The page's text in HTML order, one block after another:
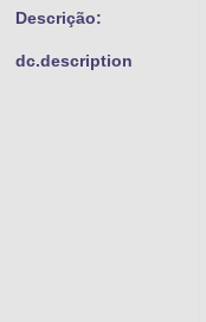
Descrição:
dc.description